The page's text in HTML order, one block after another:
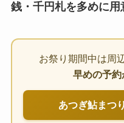
銭・千円札を多めに用
お祭り期間中は周
早めの予約
あつぎ鮎まつ